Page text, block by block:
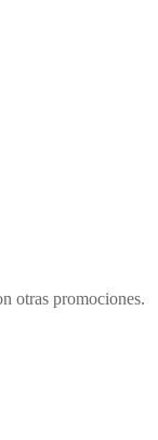
otras promociones.